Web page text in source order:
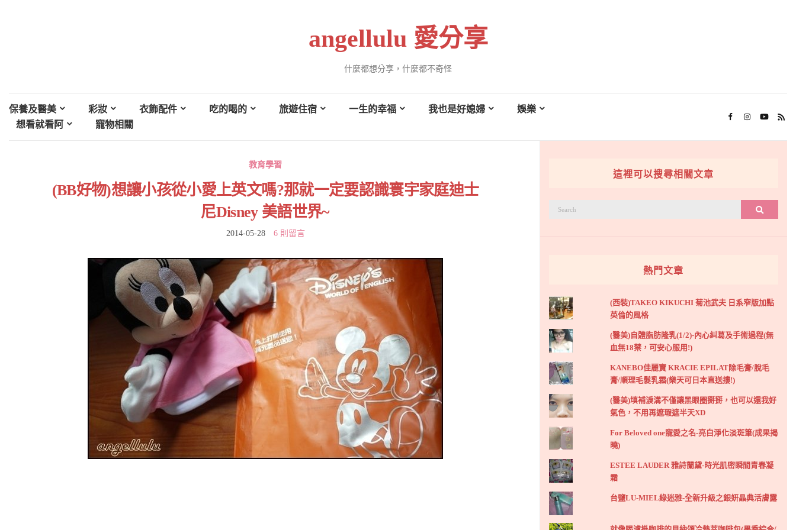
angellulu 愛分享
什麼都想分享，什麼都不奇怪
保養及醫美 彩妝 衣飾配件 吃的喝的 旅遊住宿 一生的幸福 我也是好媳婦
娛樂
想看就看阿
寵物相關
教育學習
(BB好物)想讓小孩從小愛上英文嗎?那就一定要認識寰宇家庭迪士
尼Disney 美語世界~
2014-05-28 6 則留言
這裡可以搜尋相關文章
搜尋
熱門文章
(西裝)TAKEO KIKUCHI 菊池武夫 日系窄版加點
英倫的風格
(醫美)自體脂肪隆乳(1/2)-內心糾葛及手術過程(無
血無18禁，可安心服用!)
KANEBO佳麗寶 KRACIE EPILAT除毛膏/脫毛
膏/順理毛髮乳霜(樂天可日本直送摟!)
(醫美)填補淚溝不僅讓黑眼圈掰掰，也可以還我好
氣色，不用再遮瑕遮半天XD
For Beloved one寵愛之名-亮白淨化淡斑筆(成果揭
曉)
ESTEE LAUDER 雅詩蘭黛-時光肌密瞬間青春凝
霜
台鹽LU-MIEL綠迷雅-全新升級之銀妍晶典活膚露